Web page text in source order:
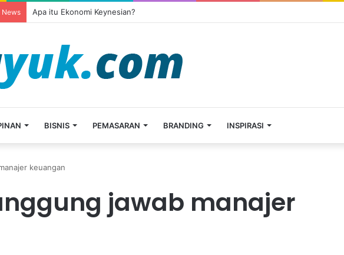
News Apa itu Ekonomi Keynesian?
BISNIS PEMASARAN BRANDING INSPIRASI
keuangan
jawab manajer